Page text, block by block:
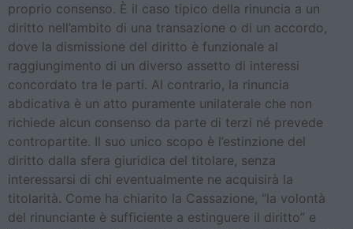
proprio consenso. È il caso tipico della rinuncia a un
diritto nell’ambito di una transazione o di un accordo,
dove la dismissione del diritto è funzionale al
raggiungimento di un diverso assetto di interessi
concordato tra le parti. Al contrario, la rinuncia
abdicativa è un atto puramente unilaterale che non
richiede alcun consenso da parte di terzi né prevede
contropartite. Il suo unico scopo è l’estinzione del
diritto dalla sfera giuridica del titolare, senza
interessarsi di chi eventualmente ne acquisirà la
titolarità. Come ha chiarito la Cassazione, “la volontà
del rinunciante è sufficiente a estinguere il diritto” e